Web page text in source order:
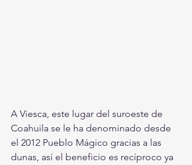
A Viesca, este lugar del suroeste de
Coahuila se le ha denominado desde
el 2012 Pueblo Mágico gracias a las
dunas, así el beneficio es recíproco ya